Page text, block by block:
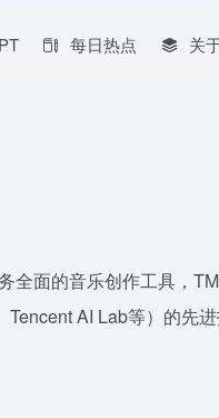
每日热点 关
全面的音乐创作工具，
AI Lab等）的先